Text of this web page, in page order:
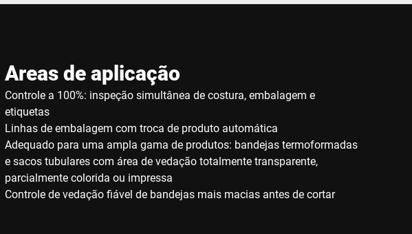
Areas de aplicação
Controle a 100%: inspeção simultânea de costura, embalagem e
etiquetas
Linhas de embalagem com troca de produto automática
Adequado para uma ampla gama de produtos: bandejas termoformadas
e sacos tubulares com área de vedação totalmente transparente,
parcialmente colorida ou impressa
Controle de vedação fiável de bandejas mais macias antes de cortar